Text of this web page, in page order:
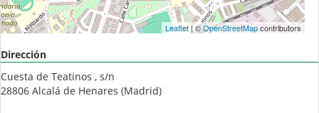
Leaflet| ©OpenStreetMapcontributors
Dirección
Cuesta de Teatinos , s/n
28806 Alcalá de Henares (Madrid)